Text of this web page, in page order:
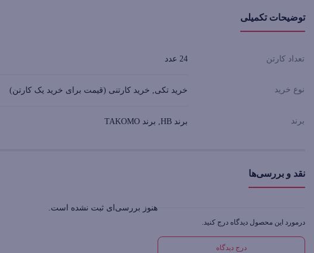
توضیحات تکمیلی
تعداد کارتن 24 عدد
نوع خرید خرید تکی, خرید کارتنی (قیمت برای خرید یک کارتن)
برند برند HB, برند TAKOMO
نقد و بررسی‌ها
درمورد این محصول دیدگاه درج کنید.
درج دیدگاه
هنوز بررسی‌ای ثبت نشده است.